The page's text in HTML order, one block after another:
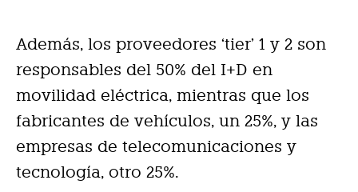
Además, los proveedores ‘tier’ 1 y 2 son
responsables del 50% del I+D en
movilidad eléctrica, mientras que los
fabricantes de vehículos, un 25%, y las
empresas de telecomunicaciones y
tecnología, otro 25%.